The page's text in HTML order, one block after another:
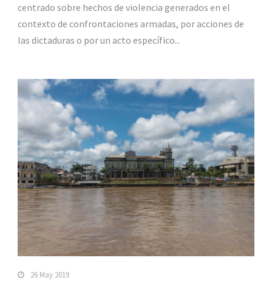
centrado sobre hechos de violencia generados en el
contexto de confrontaciones armadas, por acciones de
las dictaduras o por un acto específico...
26 May 2019